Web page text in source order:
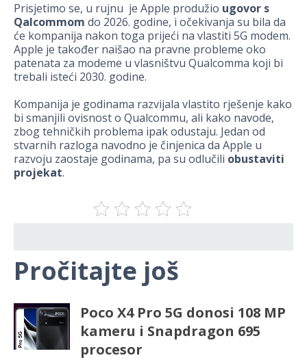
Prisjetimo se, u rujnu je Apple produžio ugovor s
Qalcommom do 2026. godine, i očekivanja su bila da
će kompanija nakon toga prijeći na vlastiti 5G modem.
Apple je također naišao na pravne probleme oko
patenata za modeme u vlasništvu Qualcomma koji bi
trebali isteći 2030. godine.
Kompanija je godinama razvijala vlastito rješenje kako
bi smanjili ovisnost o Qualcommu, ali kako navode,
zbog tehničkih problema ipak odustaju. Jedan od
stvarnih razloga navodno je činjenica da Apple u
razvoju zaostaje godinama, pa su odlučili obustaviti
projekat.
Pročitajte još
Poco X4 Pro 5G donosi 108 MP
kameru i Snapdragon 695
procesor